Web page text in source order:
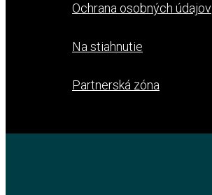
Ochrana osobných údajov
Na stiahnutie
Partnerská zóna